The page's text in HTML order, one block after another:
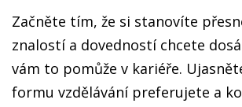
Začněte tím, že si stanovíte
znalostí a dovedností chcete
vám to pomůže v kariéře.
formu vzdělávání preferujete a